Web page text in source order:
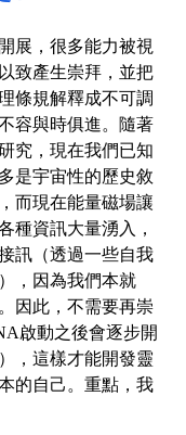
展，很多能力被視
致產生崇拜，並把
條規解釋成不可調
容與時俱進。隨著
究，現在我們已知
是宇宙性的歷史敘
而現在能量磁場讓
種資訊大量湧入，
訊（透過一些自我
，因為我們本就
因此，不需要再崇
啟動之後會逐步開
，這樣才能開發靈
的自己。重點，我